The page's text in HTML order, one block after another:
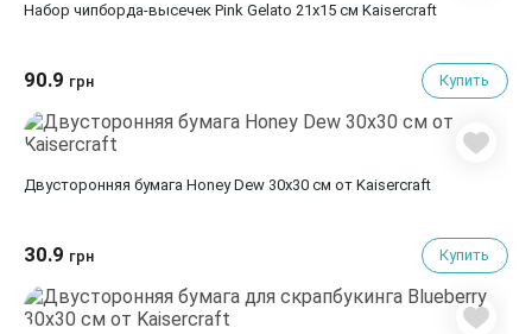
Набор чипборда-высечек Pink Gelato 21х15 см Kaisercraft
90.9 грн Купить
Двусторонняя бумага Honey Dew 30х30 см от Kaisercraft
30.9 грн Купить